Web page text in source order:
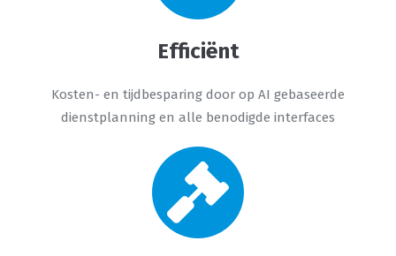
Efficiënt
Kosten- en tijdbesparing door op AI gebaseerde
dienstplanning en alle benodigde interfaces